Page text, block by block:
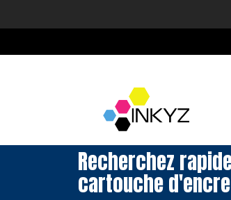
Recherchez
cartouche